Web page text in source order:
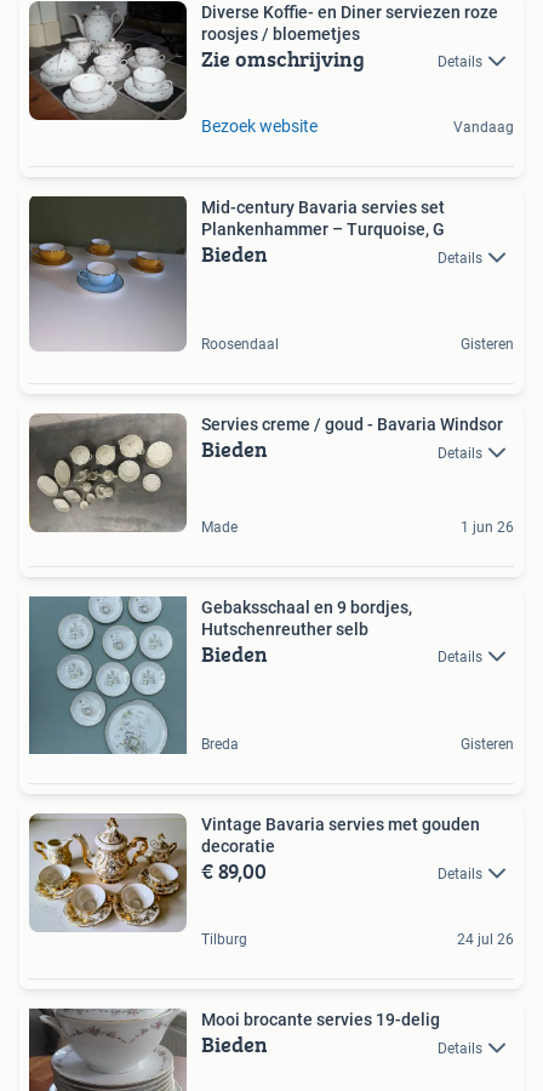
Diverse Koffie- en Diner serviezen roze
roosjes / bloemetjes
Zie omschrijving Details
Bezoek website Vandaag
Mid-century Bavaria servies set
Plankenhammer – Turquoise, G
Bieden Details
Roosendaal Gisteren
Servies creme / goud - Bavaria Windsor
Bieden Details
Made 1 jun 26
Gebaksschaal en 9 bordjes,
Hutschenreuther selb
Bieden Details
Breda Gisteren
Vintage Bavaria servies met gouden
decoratie
€ 89,00 Details
Tilburg 24 jul 26
Mooi brocante servies 19-delig
Bieden Details